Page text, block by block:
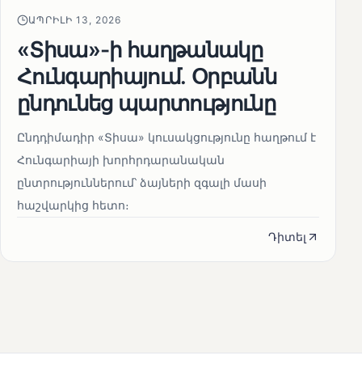
ԱՊՐԻԼԻ 13, 2026
«Տիսա»-ի հաղթանակը
Հունգարիայում․ Օրբանն
ընդունեց պարտությունը
Ընդդիմադիր «Տիսա» կուսակցությունը հաղթում է
Հունգարիայի խորհրդարանական
ընտրություններում՝ ձայների զգալի մասի
հաշվարկից հետո։
Դիտել